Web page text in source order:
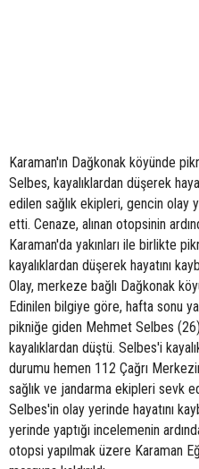
Karaman'ın Dağkonak köyünde
Selbes, kayalıklardan düşerek
edilen sağlık ekipleri, gencin olay
etti. Cenaze, alınan otopsinin
Karaman'da yakınları ile birlikte
kayalıklardan düşerek hayatını
Olay, merkeze bağlı Dağkonak
Edinilen bilgiye göre, hafta sonu
pikniğe giden Mehmet Selbes
kayalıklardan düştü. Selbes'i
durumu hemen 112 Çağrı
sağlık ve jandarma ekipleri sevk
Selbes'in olay yerinde hayatını
yerinde yaptığı incelemenin
otopsi yapılmak üzere Karaman